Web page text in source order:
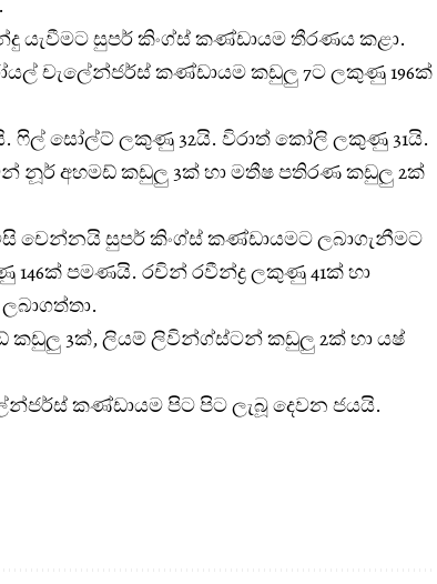
යැවීමට සුපර් කිංග්ස් කණ්ඩායම තීරණය කළා.
චැලේන්ජර්ස් කණ්ඩායම කඩුලු 7ට ලකුණු 196ක්
ෆිල් සෝල්ට් ලකුණු 32යි. විරාත් කෝලි ලකුණු 31යි.
නූර් අහමඩ් කඩුලු 3ක් හා මතීෂ පතිරණ කඩුලු 2ක්
චෙන්නයි සුපර් කිංග්ස් කණ්ඩායමට ලබාගැනීමට
පමණයි. රචින් රවීන්ද්‍ර ලකුණු 41ක් හා
කඩුලු 3ක්, ලියම් ලිවින්ග්ස්ටන් කඩුලු 2ක් හා යෂ්
කණ්ඩායම පිට පිට ලැබූ දෙවන ජයයි.